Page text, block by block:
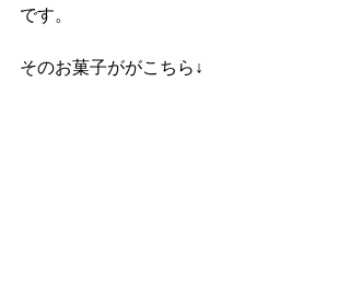
です。
そのお菓子ががこちら↓